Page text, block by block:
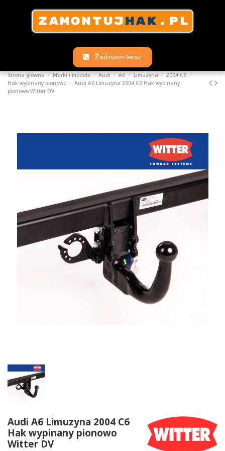
Zadzwoń teraz
Strona główna Marki i modele Audi A6 Limuzyna
2004 C6
Hak wypinany pionowo
Audi A6 Limuzyna 2004 C6 Hak wypinany
pionowo Witter DV
Audi A6 Limuzyna 2004 C6
Hak wypinany pionowo
Witter DV